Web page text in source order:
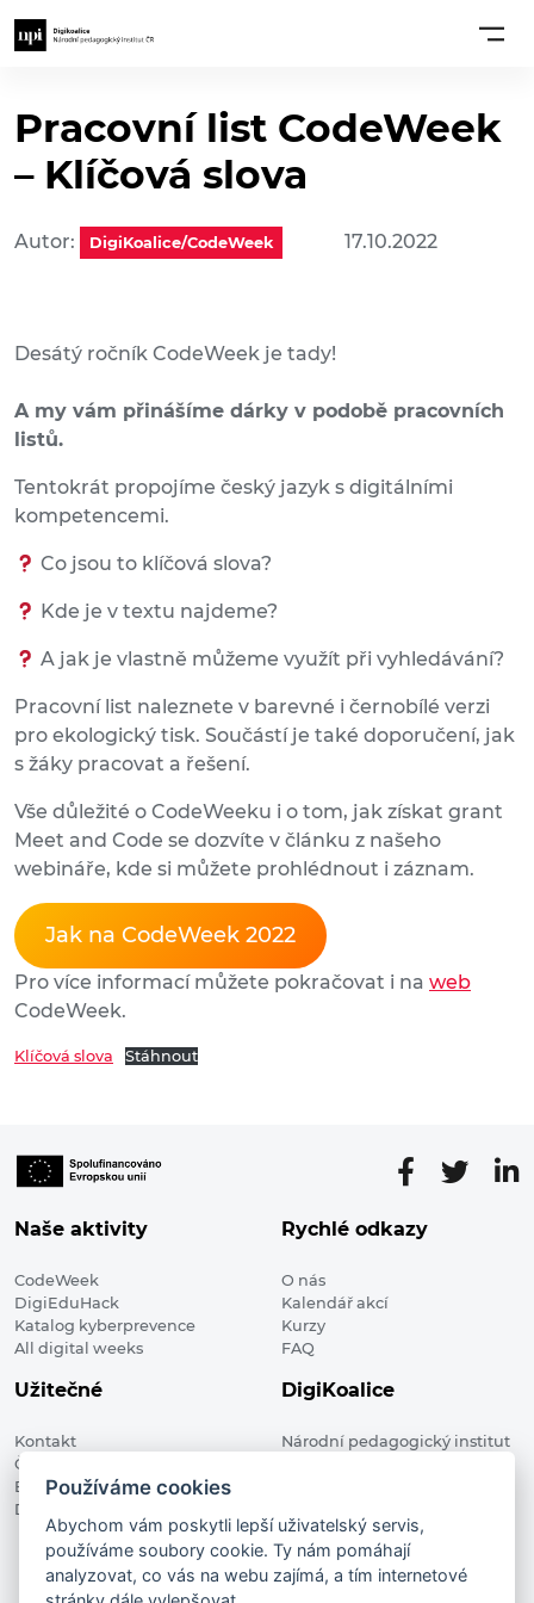
Pracovní list CodeWeek
– Klíčová slova
Autor: DigiKoalice/CodeWeek 17.10.2022
Desátý ročník CodeWeek je tady!
A my vám přinášíme dárky v podobě pracovních
listů.
Tentokrát propojíme český jazyk s digitálními
kompetencemi.
Co jsou to klíčová slova?
Kde je v textu najdeme?
A jak je vlastně můžeme využít při vyhledávání?
Pracovní list naleznete v barevné i černobílé verzi
pro ekologický tisk. Součástí je také doporučení, jak
s žáky pracovat a řešení.
Vše důležité o CodeWeeku i o tom, jak získat grant
Meet and Code se dozvíte v článku z našeho
webináře, kde si můžete prohlédnout i záznam.
Jak na CodeWeek 2022
Pro více informací můžete pokračovat i na web
CodeWeek.
Klíčová slova Stáhnout
Naše aktivity
CodeWeek
DigiEduHack
Katalog kyberprevence
All digital weeks
Rychlé odkazy
O nás
Kalendář akcí
Kurzy
FAQ
Užitečné
Kontakt
Členské organizace
Blog
Digitalizace ve vzdělávání
DigiKoalice
Národní pedagogický institut
DigiKoalice 2021. All rights reserved
Vstup do administrace
Používáme cookies
Abychom vám poskytli lepší uživatelský servis,
používáme soubory cookie. Ty nám pomáhají
analyzovat, co vás na webu zajímá, a tím internetové